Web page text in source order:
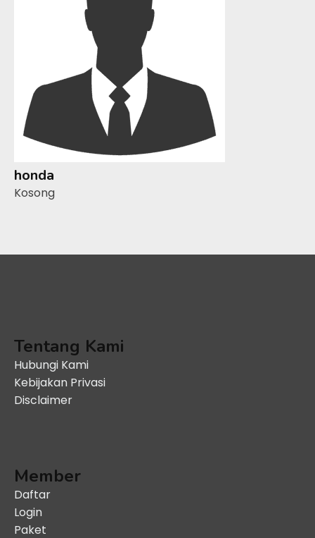
honda
Kosong
Tentang Kami
Hubungi Kami
Kebijakan Privasi
Disclaimer
Member
Daftar
Login
Paket